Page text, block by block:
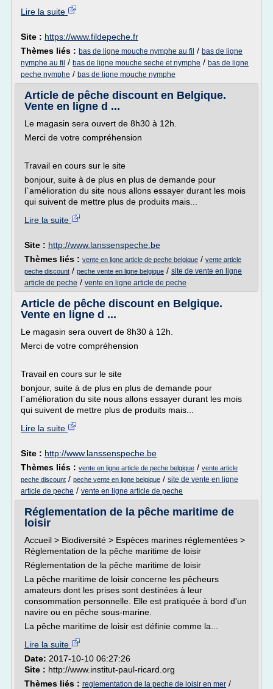
Lire la suite
Site : https://www.fildepeche.fr
Thèmes liés : bas de ligne mouche nymphe au fil / bas de ligne
nymphe au fil / bas de ligne mouche seche et nymphe / bas de ligne
peche nymphe / bas de ligne mouche nymphe
Article de pêche discount en Belgique.
Vente en ligne d ...
Le magasin sera ouvert de 8h30 à 12h.
Merci de votre compréhension
Travail en cours sur le site
bonjour, suite à de plus en plus de demande pour
l`amélioration du site nous allons essayer durant les mois
qui suivent de mettre plus de produits mais...
Lire la suite
Site : http://www.lanssenspeche.be
Thèmes liés : vente en ligne article de peche belgique / vente article
peche discount / peche vente en ligne belgique / site de vente en ligne
article de peche / vente en ligne article de peche
Article de pêche discount en Belgique.
Vente en ligne d ...
Le magasin sera ouvert de 8h30 à 12h.
Merci de votre compréhension
Travail en cours sur le site
bonjour, suite à de plus en plus de demande pour
l`amélioration du site nous allons essayer durant les mois
qui suivent de mettre plus de produits mais...
Lire la suite
Site : http://www.lanssenspeche.be
Thèmes liés : vente en ligne article de peche belgique / vente article
peche discount / peche vente en ligne belgique / site de vente en ligne
article de peche / vente en ligne article de peche
Réglementation de la pêche maritime de
loisir
Accueil > Biodiversité > Espèces marines réglementées >
Réglementation de la pêche maritime de loisir
Réglementation de la pêche maritime de loisir
La pêche maritime de loisir concerne les pêcheurs
amateurs dont les prises sont destinées à leur
consommation personnelle. Elle est pratiquée à bord d'un
navire ou en pêche sous-marine.
La pêche maritime de loisir est définie comme la...
Lire la suite
Date: 2017-10-10 06:27:26
Site : http://www.institut-paul-ricard.org
Thèmes liés : reglementation de la peche de loisir en mer /